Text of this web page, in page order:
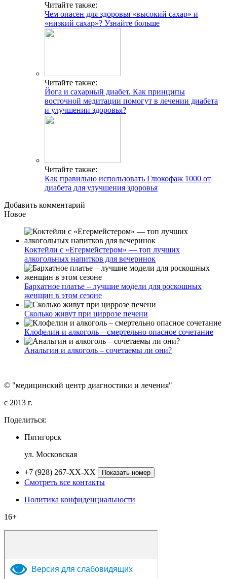
Читайте также:
Чем опасен для здоровья «высокий сахар» и
«низкий сахар»? Узнайте больше
Читайте также:
Йога и сахарный диабет. Как принципы
восточной медитации помогут в лечении диабета
и улучшении здоровья?
Читайте также:
Как правильно использовать Глюкофаж 1000 от
диабета для улучшения здоровья
Добавить комментарий
Новое
Коктейли с «Егермейстером» — топ лучших
алкогольных напитков для вечеринок
Бархатное платье – лучшие модели для роскошных
женщин в этом сезоне
Сколько живут при циррозе печени
Клофелин и алкоголь – смертельно опасное сочетание
Анальгин и алкоголь – сочетаемы ли они?
© "медицинский центр диагностики и лечения"
c 2013 г.
Поделиться:
Пятигорск
ул. Московская
+7 (928) 267-XX-XX Показать номер
Смотреть все контакты
Политика конфиденциальности
16+